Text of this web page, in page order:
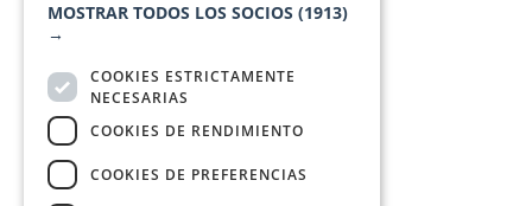
MOSTRAR TODOS LOS SOCIOS (1913)
→
COOKIES ESTRICTAMENTE
NECESARIAS
COOKIES DE RENDIMIENTO
COOKIES DE PREFERENCIAS